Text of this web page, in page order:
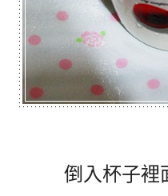
倒入杯子裡